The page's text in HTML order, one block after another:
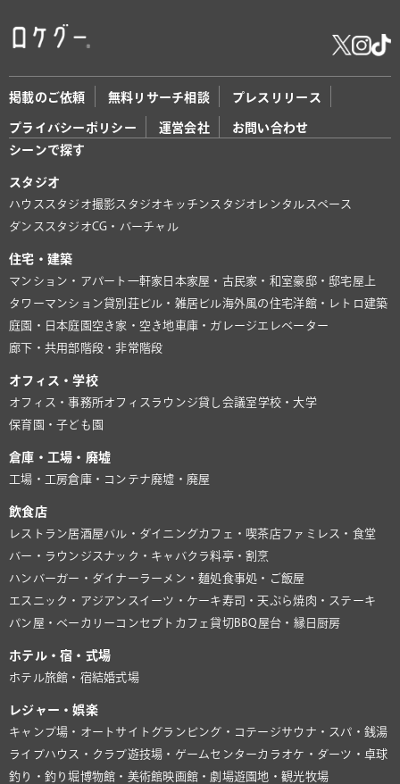
掲載のご依頼 無料リサーチ相談 プレスリリース
プライバシーポリシー 運営会社
お問い合わせ
シーンで探す
スタジオ
ハウススタジオ撮影スタジオキッチンスタジオ レンタルスペース
ダンススタジオCG・バーチャル
住宅・建築
マンション・アパート 一軒家 日本家屋・古民家・和室豪邸・邸宅屋上
タワーマンション貸別荘ビル・雑居ビル海外風の住宅洋館・レトロ建築
庭園・日本庭園 空き家・空き地 車庫・ガレージ エレベーター
廊下・共用部 階段・非常階段
オフィス・学校
オフィス・事務所オフィスラウンジ貸し会議室学校・大学
保育園・子ども園
倉庫・工場・廃墟
工場・工房倉庫・コンテナ廃墟・廃屋
飲食店
レストラン居酒屋バル・ダイニングカフェ・喫茶店ファミレス・食堂
バー・ラウンジ スナック・キャバクラ料亭・割烹
ハンバーガー・ダイナーラーメン・麺処食事処・ご飯屋
エスニック・アジアン スイーツ・ケーキ寿司・天ぷら焼肉・ステーキ
パン屋・ベーカリー コンセプトカフェ貸切BBQ 屋台・縁日 厨房
ホテル・宿・式場
ホテル旅館・宿結婚式場
レジャー・娯楽
キャンプ場・オートサイト グランピング・コテージサウナ・スパ・銭湯
ライブハウス・クラブ遊技場・ゲームセンターカラオケ・ダーツ・卓球
釣り・釣り堀博物館・美術館映画館・劇場遊園地・観光牧場